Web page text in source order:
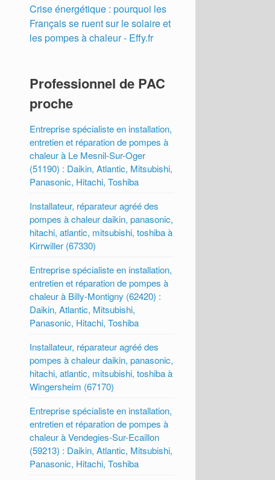
Crise énergétique : pourquoi les
Français se ruent sur le solaire et
les pompes à chaleur - Effy.fr
Professionnel de PAC
proche
Entreprise spécialiste en installation,
entretien et réparation de pompes à
chaleur à Le Mesnil-Sur-Oger
(51190) : Daikin, Atlantic, Mitsubishi,
Panasonic, Hitachi, Toshiba
Installateur, réparateur agréé des
pompes à chaleur daikin, panasonic,
hitachi, atlantic, mitsubishi, toshiba à
Kirrwiller (67330)
Entreprise spécialiste en installation,
entretien et réparation de pompes à
chaleur à Billy-Montigny (62420) :
Daikin, Atlantic, Mitsubishi,
Panasonic, Hitachi, Toshiba
Installateur, réparateur agréé des
pompes à chaleur daikin, panasonic,
hitachi, atlantic, mitsubishi, toshiba à
Wingersheim (67170)
Entreprise spécialiste en installation,
entretien et réparation de pompes à
chaleur à Vendegies-Sur-Ecaillon
(59213) : Daikin, Atlantic, Mitsubishi,
Panasonic, Hitachi, Toshiba